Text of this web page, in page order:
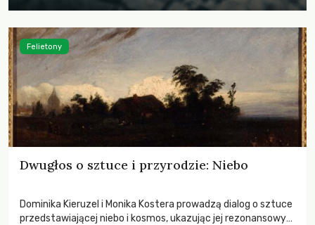
Dwugłos o sztuce i przyrodzie: Niebo
Dominika Kieruzel i Monika Kostera prowadzą dialog o sztuce
przedstawiającej niebo i kosmos, ukazując jej rezonansowy
Felietony